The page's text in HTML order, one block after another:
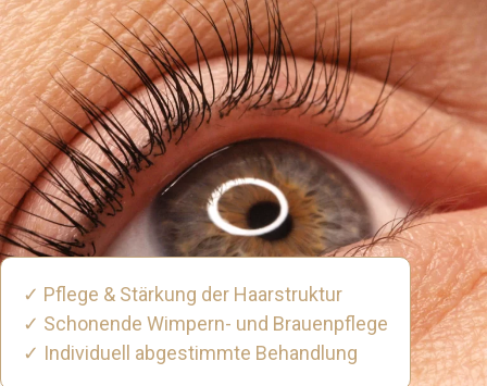
✓ Pflege & Stärkung der Haarstruktur
✓ Schonende Wimpern- und Brauenpflege
✓ Individuell abgestimmte Behandlung